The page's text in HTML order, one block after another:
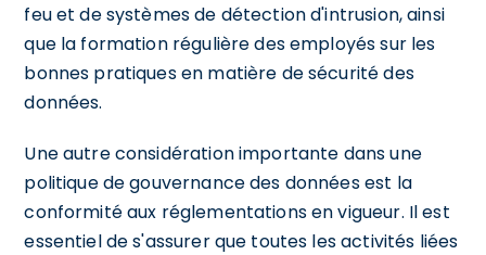
feu et de systèmes de détection d'intrusion, ainsi
que la formation régulière des employés sur les
bonnes pratiques en matière de sécurité des
données.
Une autre considération importante dans une
politique de gouvernance des données est la
conformité aux réglementations en vigueur. Il est
essentiel de s'assurer que toutes les activités liées